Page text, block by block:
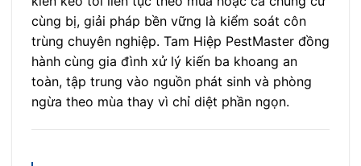
cùng bị, giải pháp bền vững là kiểm soát côn
trùng chuyên nghiệp. Tam Hiệp PestMaster đồng
hành cùng gia đình xử lý kiến ba khoang an
toàn, tập trung vào nguồn phát sinh và phòng
ngừa theo mùa thay vì chỉ diệt phần ngọn.